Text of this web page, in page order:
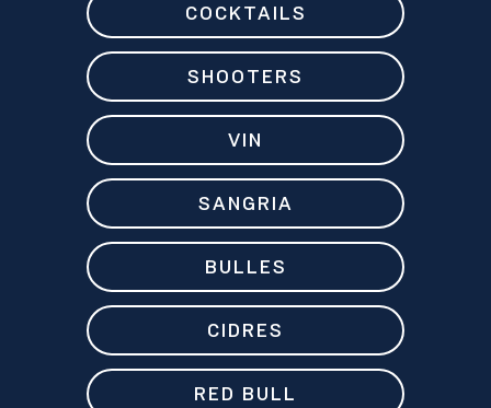
COCKTAILS
SHOOTERS
VIN
SANGRIA
BULLES
CIDRES
RED BULL